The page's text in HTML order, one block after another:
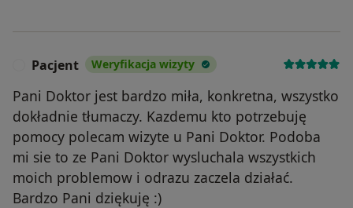
Pacjent Weryfikacja wizyty
Pani Doktor jest bardzo miła, konkretna, wszystko
dokładnie tłumaczy. Kazdemu kto potrzebuję
pomocy polecam wizyte u Pani Doktor. Podoba
mi sie to ze Pani Doktor wysluchala wszystkich
moich problemow i odrazu zaczela działać.
Bardzo Pani dziękuję :)